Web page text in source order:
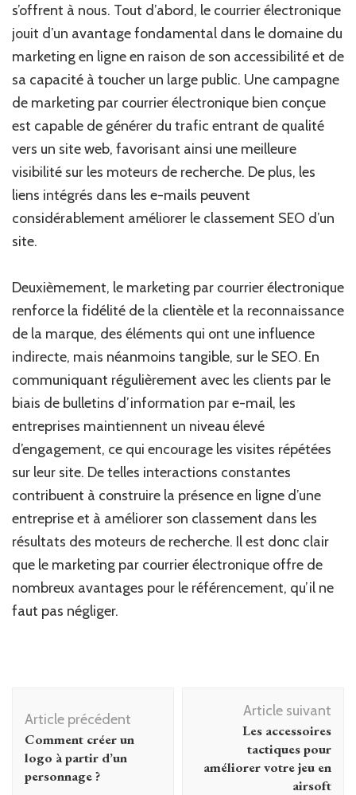
s’offrent à nous. Tout d’abord, le courrier électronique
jouit d’un avantage fondamental dans le domaine du
marketing en ligne en raison de son accessibilité et de
sa capacité à toucher un large public. Une campagne
de marketing par courrier électronique bien conçue
est capable de générer du trafic entrant de qualité
vers un site web, favorisant ainsi une meilleure
visibilité sur les moteurs de recherche. De plus, les
liens intégrés dans les e-mails peuvent
considérablement améliorer le classement SEO d’un
site.
Deuxièmement, le marketing par courrier électronique
renforce la fidélité de la clientèle et la reconnaissance
de la marque, des éléments qui ont une influence
indirecte, mais néanmoins tangible, sur le SEO. En
communiquant régulièrement avec les clients par le
biais de bulletins d’information par e-mail, les
entreprises maintiennent un niveau élevé
d’engagement, ce qui encourage les visites répétées
sur leur site. De telles interactions constantes
contribuent à construire la présence en ligne d’une
entreprise et à améliorer son classement dans les
résultats des moteurs de recherche. Il est donc clair
que le marketing par courrier électronique offre de
nombreux avantages pour le référencement, qu’il ne
faut pas négliger.
d'article
Article précédent
Comment créer un
logo à partir d’un
personnage ?
Article suivant
Les accessoires
tactiques pour
améliorer votre jeu en
airsoft